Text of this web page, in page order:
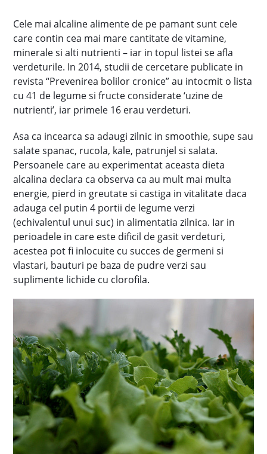
Cele mai alcaline alimente de pe pamant sunt cele
care contin cea mai mare cantitate de vitamine,
minerale si alti nutrienti – iar in topul listei se afla
verdeturile. In 2014, studii de cercetare publicate in
revista “Prevenirea bolilor cronice” au intocmit o lista
cu 41 de legume si fructe considerate ‘uzine de
nutrienti’, iar primele 16 erau verdeturi.
Asa ca incearca sa adaugi zilnic in smoothie, supe sau
salate spanac, rucola, kale, patrunjel si salata.
Persoanele care au experimentat aceasta dieta
alcalina declara ca observa ca au mult mai multa
energie, pierd in greutate si castiga in vitalitate daca
adauga cel putin 4 portii de legume verzi
(echivalentul unui suc) in alimentatia zilnica. Iar in
perioadele in care este dificil de gasit verdeturi,
acestea pot fi inlocuite cu succes de germeni si
vlastari, bauturi pe baza de pudre verzi sau
suplimente lichide cu clorofila.